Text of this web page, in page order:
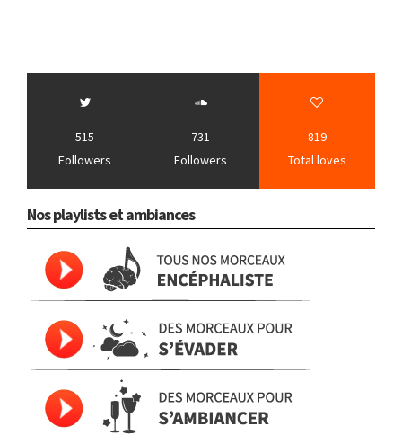
515
Followers
731
Followers
819
Total loves
Nos playlists et ambiances